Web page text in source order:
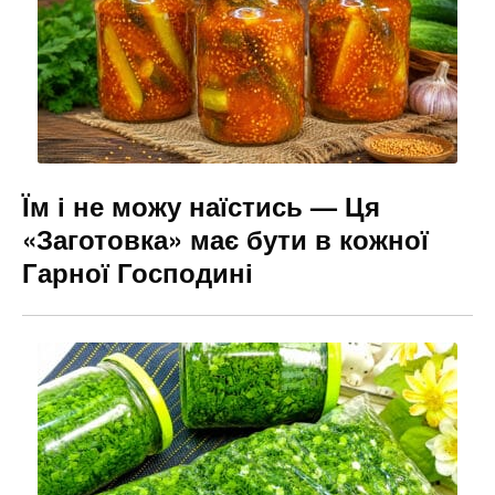
k
er
Їм і не можу наїстись — Ця
«Заготовка» має бути в кожної
Гарної Господині